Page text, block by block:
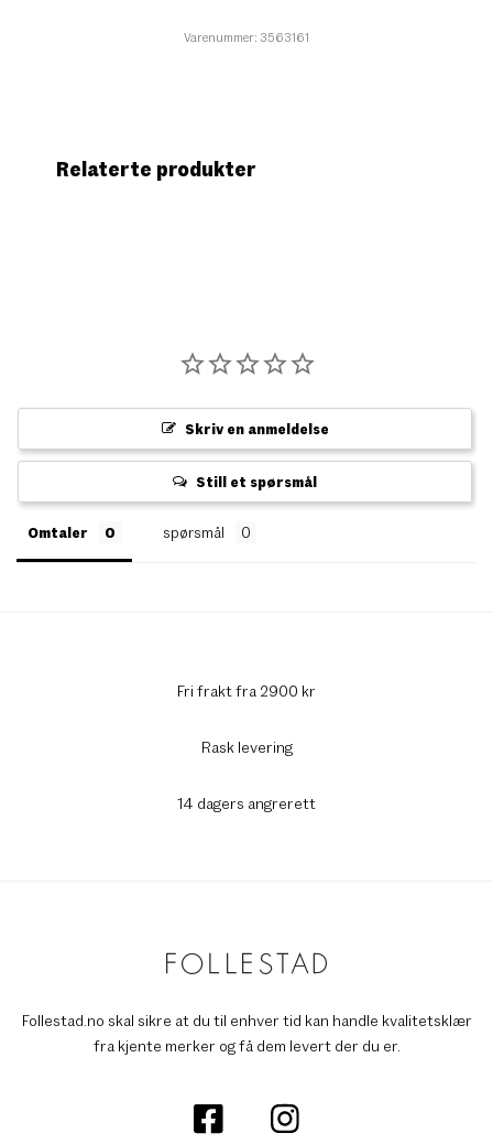
Varenummer: 3563161
Relaterte produkter
Skriv en anmeldelse
Still et spørsmål
Omtaler spørsmål
Fri frakt fra 2900 kr
Rask levering
14 dagers angrerett
Follestad.no skal sikre at du til enhver tid kan handle kvalitetsklær
fra kjente merker og få dem levert der du er.